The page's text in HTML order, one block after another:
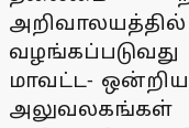
மாவட்ட-